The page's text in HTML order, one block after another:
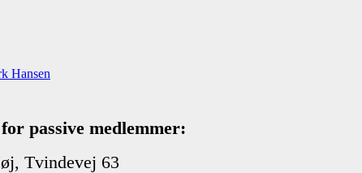
Hansen
passive medlemmer:
Tvindevej 63